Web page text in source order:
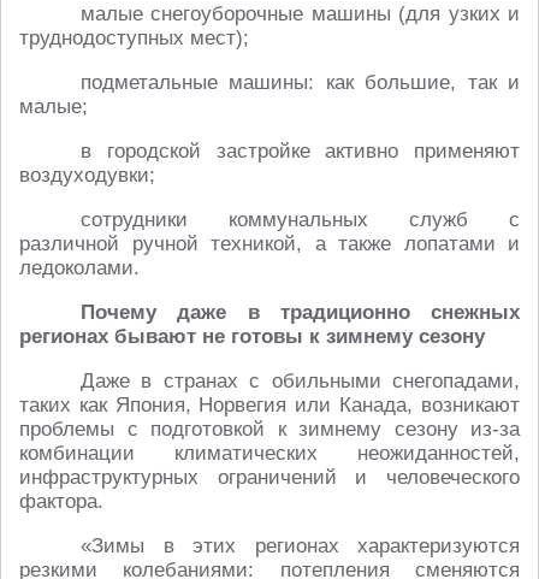
малые снегоуборочные машины (для узких и
труднодоступных мест);
подметальные машины: как большие, так и
малые;
в городской застройке активно применяют
воздуходувки;
сотрудники коммунальных служб с
различной ручной техникой, а также лопатами и
ледоколами.
Почему даже в традиционно снежных
регионах бывают не готовы к зимнему сезону
Даже в странах с обильными снегопадами,
таких как Япония, Норвегия или Канада, возникают
проблемы с подготовкой к зимнему сезону из-за
комбинации климатических неожиданностей,
инфраструктурных ограничений и человеческого
фактора.
«Зимы в этих регионах характеризуются
резкими колебаниями: потепления сменяются